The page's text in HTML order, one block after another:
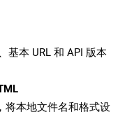
基本 URL 和 API 版本
，将本地文件名和格式设